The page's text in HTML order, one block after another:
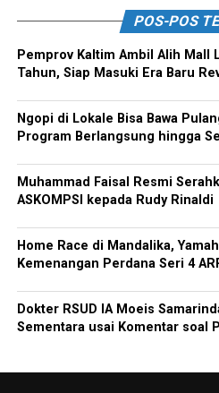
POS-POS
Pemprov Kaltim Ambil Alih Mall
Tahun, Siap Masuki Era Baru
Ngopi di Lokale Bisa Bawa
Program Berlangsung hingga
Muhammad Faisal Resmi
ASKOMPSI kepada Rudy Rinaldi
Home Race di Mandalika,
Kemenangan Perdana Seri 4
Dokter RSUD IA Moeis
Sementara usai Komentar soal